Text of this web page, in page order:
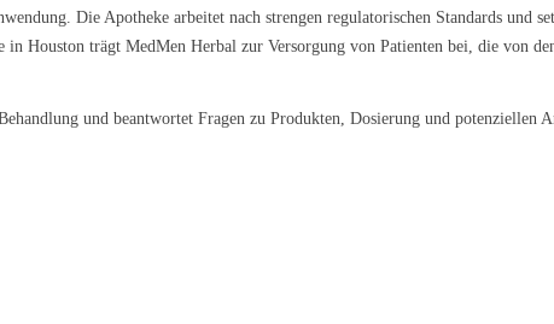
Die Apotheke arbeitet nach strengen regulatorischen Standards und
Houston trägt MedMen Herbal zur Versorgung von Patienten bei, die von
und beantwortet Fragen zu Produkten, Dosierung und potenziellen